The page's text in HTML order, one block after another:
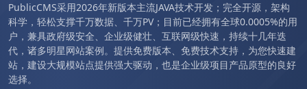
PublicCMS采用2026年新版本主流JAVA技术开发；完全开源，架构
科学，轻松支撑千万数据、千万PV；目前已经拥有全球0.0005%的用
户，兼具政府级安全、企业级健壮、互联网级快速，持续十几年迭
代，诸多明星网站案例。提供免费版本、免费技术支持，为您快速建
站，建设大规模站点提供强大驱动，也是企业级项目产品原型的良好
选择。